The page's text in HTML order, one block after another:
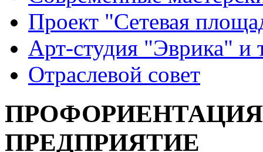
Проект "Сетевая
Арт-студия "Эврика" и
Отраслевой совет
ПРЕДПРИЯТИЕ